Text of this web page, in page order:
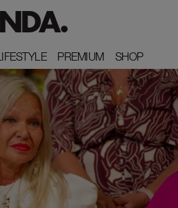
PREMIUM
PREMIUM SHOP
SHOP